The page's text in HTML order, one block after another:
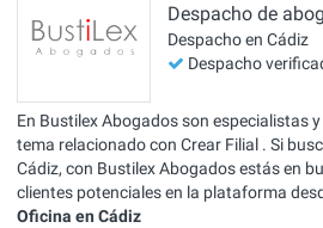
Despacho de
Despacho en Cádiz
Despacho
En Bustilex Abogados son especialistas
tema relacionado con Crear Filial . Si
Cádiz, con Bustilex Abogados estás en
clientes potenciales en la plataforma
Oficina en Cádiz